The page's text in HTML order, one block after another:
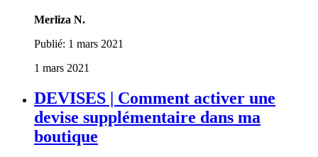
Merliza N.
Publié: 1 mars 2021
1 mars 2021
DEVISES | Comment activer une
devise supplémentaire dans ma
boutique